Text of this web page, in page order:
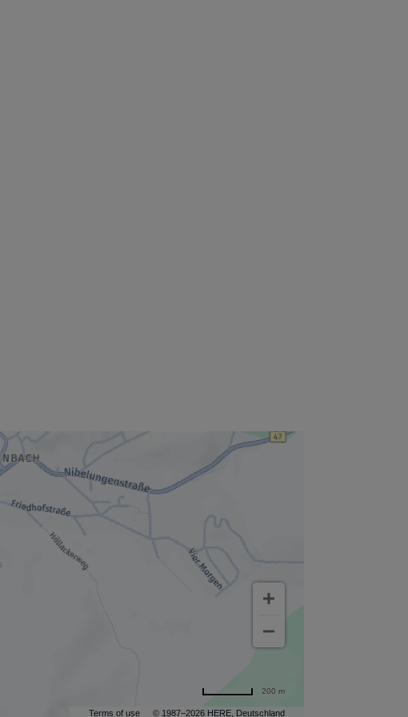
Terms of use © 1987–2026 HERE, Deutschland
200 m